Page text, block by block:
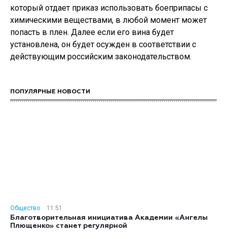
который отдает приказ использовать боеприпасы с
химическими веществами, в любой момент может
попасть в плен. Далее если его вина будет
установлена, он будет осужден в соответствии с
действующим российским законодательством.
ПОПУЛЯРНЫЕ НОВОСТИ
Общество
11:51
Благотворительная инициатива Академии «Ангелы
Плющенко» станет регулярной